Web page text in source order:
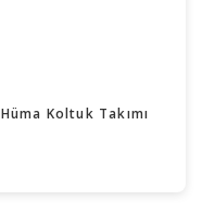
Hüma Koltuk Takımı